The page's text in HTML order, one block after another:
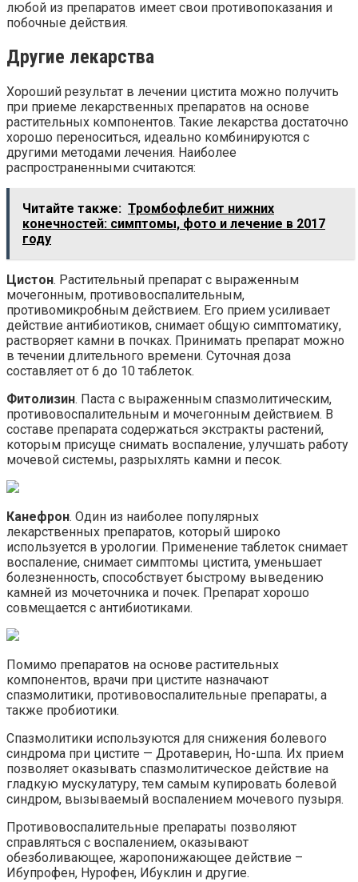
любой из препаратов имеет свои противопоказания и
побочные действия.
Другие лекарства
Хороший результат в лечении цистита можно получить
при приеме лекарственных препаратов на основе
растительных компонентов. Такие лекарства достаточно
хорошо переноситься, идеально комбинируются с
другими методами лечения. Наиболее
распространенными считаются:
Читайте также: Тромбофлебит нижних
конечностей: симптомы, фото и лечение в 2017
году
Цистон. Растительный препарат с выраженным
мочегонным, противовоспалительным,
противомикробным действием. Его прием усиливает
действие антибиотиков, снимает общую симптоматику,
растворяет камни в почках. Принимать препарат можно
в течении длительного времени. Суточная доза
составляет от 6 до 10 таблеток.
Фитолизин. Паста с выраженным спазмолитическим,
противовоспалительным и мочегонным действием. В
составе препарата содержаться экстракты растений,
которым присуще снимать воспаление, улучшать работу
мочевой системы, разрыхлять камни и песок.
Канефрон. Один из наиболее популярных
лекарственных препаратов, который широко
используется в урологии. Применение таблеток снимает
воспаление, снимает симптомы цистита, уменьшает
болезненность, способствует быстрому выведению
камней из мочеточника и почек. Препарат хорошо
совмещается с антибиотиками.
Помимо препаратов на основе растительных
компонентов, врачи при цистите назначают
спазмолитики, противовоспалительные препараты, а
также пробиотики.
Спазмолитики используются для снижения болевого
синдрома при цистите — Дротаверин, Но-шпа. Их прием
позволяет оказывать спазмолитическое действие на
гладкую мускулатуру, тем самым купировать болевой
синдром, вызываемый воспалением мочевого пузыря.
Противовоспалительные препараты позволяют
справляться с воспалением, оказывают
обезболивающее, жаропонижающее действие –
Ибупрофен, Нурофен, Ибуклин и другие.